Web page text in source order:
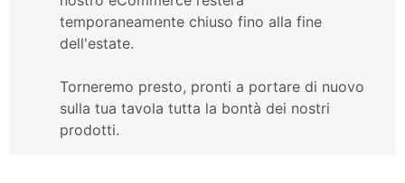
temporaneamente chiuso fino alla fine
dell'estate.
Torneremo presto, pronti a portare di nuovo
sulla tua tavola tutta la bontà dei nostri
prodotti.